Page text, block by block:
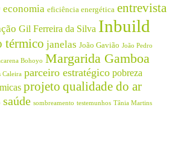
economia eficiência energética entrevista
Gil Ferreira da Silva Inbuild
térmico janelas João Gavião João Pedro
Bohoyo Margarida Gamboa
Caleira parceiro estratégico pobreza
projeto qualidade do ar
saúde sombreamento testemunhos Tânia Martins